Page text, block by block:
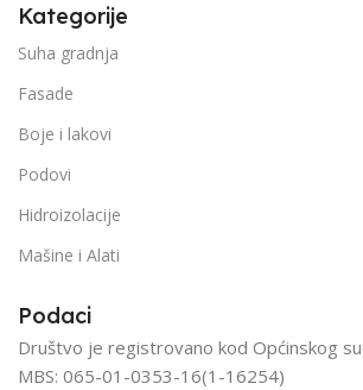
Kategorije
Suha gradnja
Fasade
Boje i lakovi
Podovi
Hidroizolacije
Mašine i Alati
Podaci
Društvo je registrovano kod Općinskog
MBS: 065-01-0353-16(1-16254)